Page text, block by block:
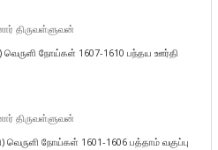
திருவள்ளுவன்
வெருளி நோய்கள் 1607-1610 பந்தய ஊர்தி
திருவள்ளுவன்
நோய்கள் 1601-1606 பத்தாம் வகுப்பு